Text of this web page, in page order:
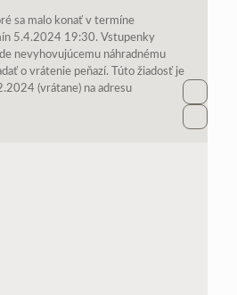
sa malo konať v termíne
5.4.2024 19:30. Vstupenky
nevyhovujúcemu náhradnému
o vrátenie peňazí. Túto žiadosť je
(vrátane) na adresu